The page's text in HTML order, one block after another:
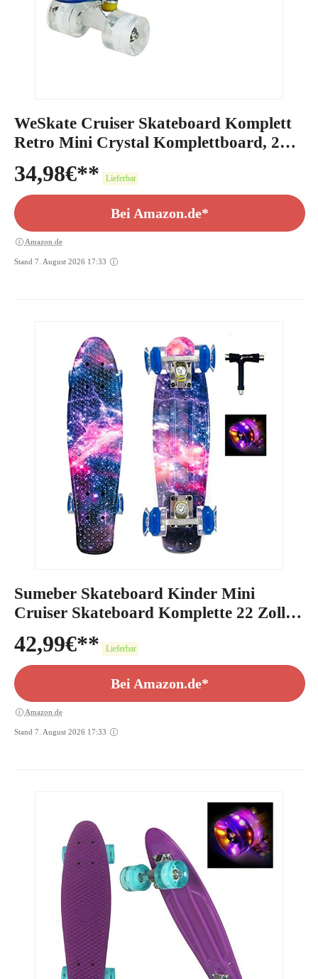
WeSkate Cruiser Skateboard Komplett
Retro Mini Crystal Komplettboard, 22"
55CM Vintage Skate Board mit LED
Leuchtrollen/Deck, Geschenk für
Erwachsene Jugendliche Kinder Jungen
Mädchen
34,98€ Lieferbar
Bei Amazon.de*
Amazon.de
Stand 7. August 2026 17:33
Sumeber Skateboard Kinder Mini
Cruiser Skateboard Komplette 22 Zoll
mit LED Leuchtrollen Skateboard für
Erwachsene Kinder Anfänger
Geburtstagsgeschenk (Galaxis)
42,99€ Lieferbar
Bei Amazon.de*
Amazon.de
Stand 7. August 2026 17:33